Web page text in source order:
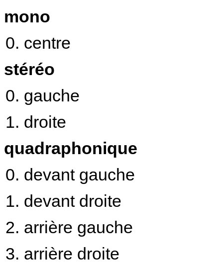
mono
centre
stéréo
gauche
droite
quadraphonique
devant gauche
devant droite
arrière gauche
arrière droite